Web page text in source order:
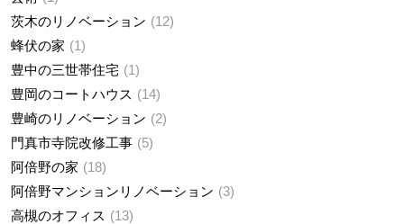
茨木のリノベーション
12
蜂伏の家
1
豊中の三世帯住宅
1
豊岡のコートハウス
14
豊崎のリノベーション
2
門真市寺院改修工事
5
阿倍野の家
18
阿倍野マンションリノベーション
3
高槻のオフィス
13